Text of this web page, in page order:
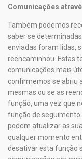
Comunicações
Também podemos
saber se
enviadas foram lidas,
reencaminhou. Estas
comunicações mais
confirmemos se abriu
mesmas ou se as
função, uma vez que
função de seguimento
podem atualizar as
qualquer momento
desativar esta função